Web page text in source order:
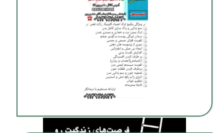
ترک اعتیاد بدون درد و خماری در شیراز